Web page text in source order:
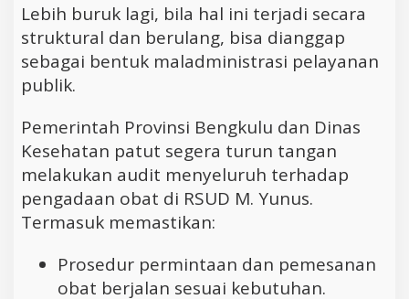
Lebih buruk lagi, bila hal ini terjadi secara
struktural dan berulang, bisa dianggap
sebagai bentuk maladministrasi pelayanan
publik.
Pemerintah Provinsi Bengkulu dan Dinas
Kesehatan patut segera turun tangan
melakukan audit menyeluruh terhadap
pengadaan obat di RSUD M. Yunus.
Termasuk memastikan:
Prosedur permintaan dan pemesanan
obat berjalan sesuai kebutuhan.